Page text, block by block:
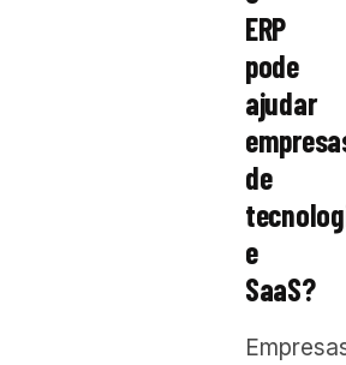
ERP
pode
ajudar
de
e
SaaS?